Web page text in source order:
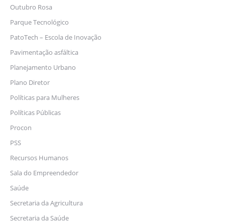
Outubro Rosa
Parque Tecnológico
PatoTech – Escola de Inovação
Pavimentação asfáltica
Planejamento Urbano
Plano Diretor
Políticas para Mulheres
Políticas Públicas
Procon
PSS
Recursos Humanos
Sala do Empreendedor
Saúde
Secretaria da Agricultura
Secretaria da Saúde